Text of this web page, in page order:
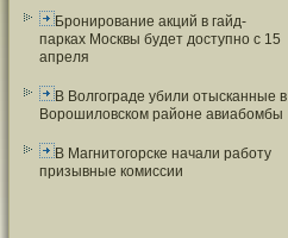
Бронирование акций в гайд-
парках Москвы будет доступно с 15
апреля
В Волгограде убили отысканные в
Ворошиловском районе авиабомбы
В Магнитогорске начали работу
призывные комиссии